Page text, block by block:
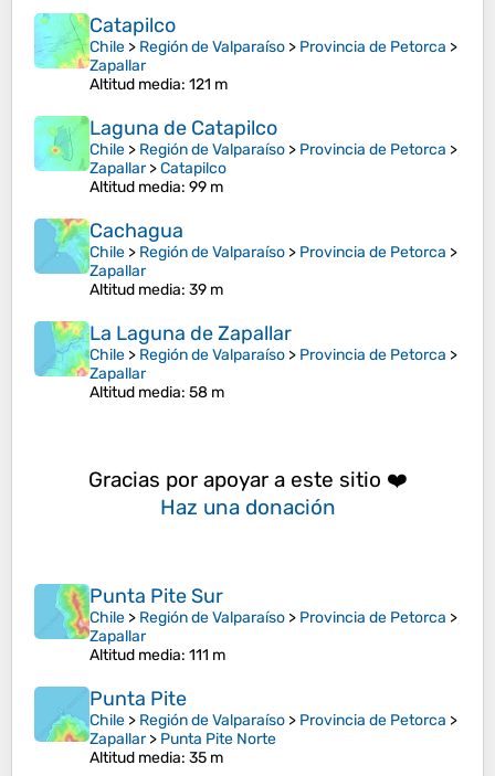
Catapilco
Chile > Región de Valparaíso > Provincia de Petorca >
Zapallar
Altitud media: 121 m
Laguna de Catapilco
Chile > Región de Valparaíso > Provincia de Petorca >
Zapallar>Catapilco
Altitud media: 99 m
Cachagua
Chile > Región de Valparaíso > Provincia de Petorca >
Zapallar
Altitud media: 39 m
La Laguna de Zapallar
Chile > Región de Valparaíso > Provincia de Petorca >
Zapallar
Altitud media: 58 m
Gracias por apoyar a este sitio ❤️
Haz una donación
Punta Pite Sur
Chile > Región de Valparaíso > Provincia de Petorca >
Zapallar
Altitud media: 111 m
Punta Pite
Chile > Región de Valparaíso > Provincia de Petorca >
Zapallar> Punta Pite Norte
Altitud media: 35 m